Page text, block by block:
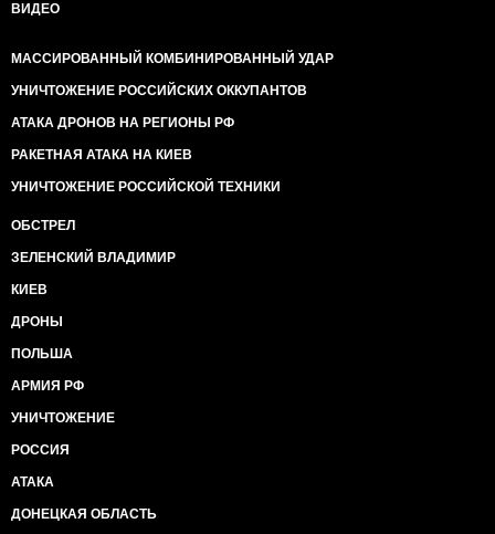
ВИДЕО
МАССИРОВАННЫЙ КОМБИНИРОВАННЫЙ УДАР
УНИЧТОЖЕНИЕ РОССИЙСКИХ ОККУПАНТОВ
АТАКА ДРОНОВ НА РЕГИОНЫ РФ
РАКЕТНАЯ АТАКА НА КИЕВ
УНИЧТОЖЕНИЕ РОССИЙСКОЙ ТЕХНИКИ
ОБСТРЕЛ
ЗЕЛЕНСКИЙ ВЛАДИМИР
КИЕВ
ДРОНЫ
ПОЛЬША
АРМИЯ РФ
УНИЧТОЖЕНИЕ
РОССИЯ
АТАКА
ДОНЕЦКАЯ ОБЛАСТЬ